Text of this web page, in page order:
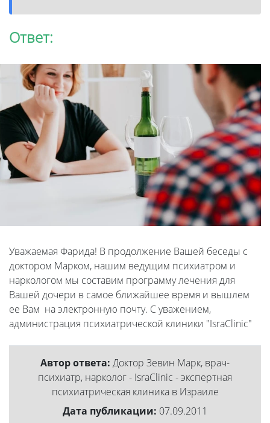
Ответ:
Уважаемая Фарида! В продолжение Вашей беседы с
доктором Марком, нашим ведущим психиатром и
наркологом мы составим программу лечения для
Вашей дочери в самое ближайшее время и вышлем
ее Вам на электронную почту. С уважением,
администрация психиатрической клиники "IsraClinic"
Автор ответа: Доктор Зевин Марк, врач-
психиатр, нарколог - IsraClinic - экспертная
психиатрическая клиника в Израиле
Дата публикации: 07.09.2011